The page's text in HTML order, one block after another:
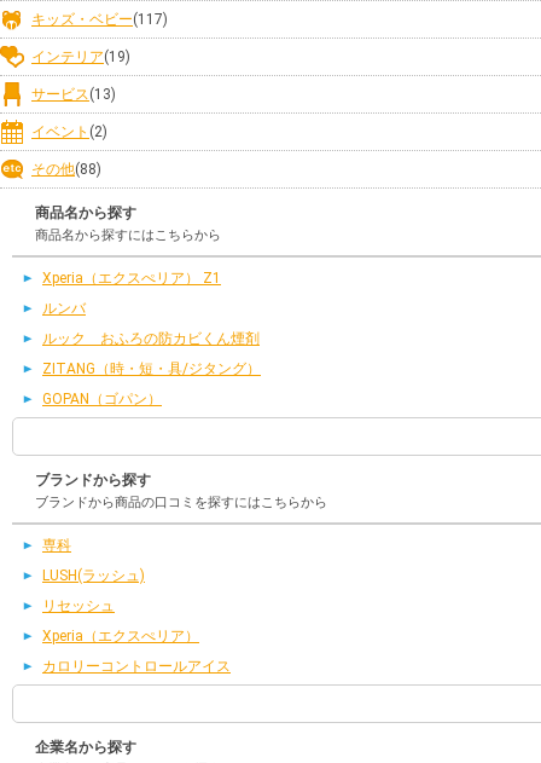
キッズ・ベビー(117)
インテリア(19)
サービス (13)
イベント (2)
その他(88)
商品名から探す
商品名から探すにはこちらから
Xperia（エクスぺリア） Z1
ルンバ
ルック おふろの防カビくん煙剤
ZITANG（時・短・具/ジタング）
GOPAN（ゴパン）
ブランドから探す
ブランドから商品の口コミを探すにはこちらから
専科
LUSH(ラッシュ)
リセッシュ
Xperia（エクスぺリア）
カロリーコントロールアイス
企業名から探す